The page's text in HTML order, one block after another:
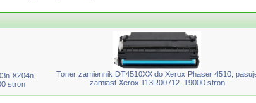
X204n,
stron
Toner zamiennik DT4510XX do Xerox Phaser 4510,
zamiast Xerox 113R00712, 19000 stron